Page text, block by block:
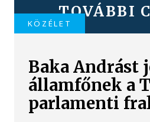
TOVÁBBI
KÖZÉLET
Baka Andrást
államfőnek a
parlamenti